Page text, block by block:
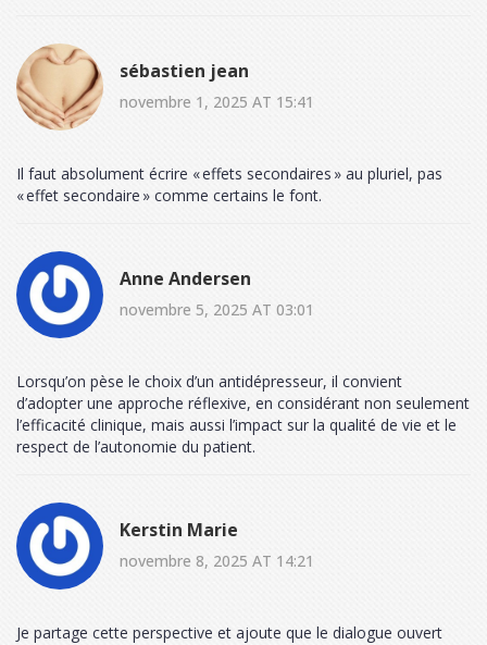
sébastien jean
novembre 1, 2025 AT 15:41
Il faut absolument écrire « effets secondaires » au pluriel, pas
« effet secondaire » comme certains le font.
Anne Andersen
novembre 5, 2025 AT 03:01
Lorsqu’on pèse le choix d’un antidépresseur, il convient
d’adopter une approche réflexive, en considérant non seulement
l’efficacité clinique, mais aussi l’impact sur la qualité de vie et le
respect de l’autonomie du patient.
Kerstin Marie
novembre 8, 2025 AT 14:21
Je partage cette perspective et ajoute que le dialogue ouvert